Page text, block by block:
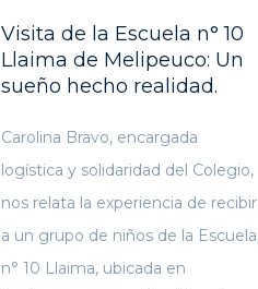
Visita de la Escuela n° 10
Llaima de Melipeuco: Un
sueño hecho realidad.
Carolina Bravo, encargada
logística y solidaridad del Colegio,
nos relata la experiencia de recibir
a un grupo de niños de la Escuela
n° 10 Llaima, ubicada en